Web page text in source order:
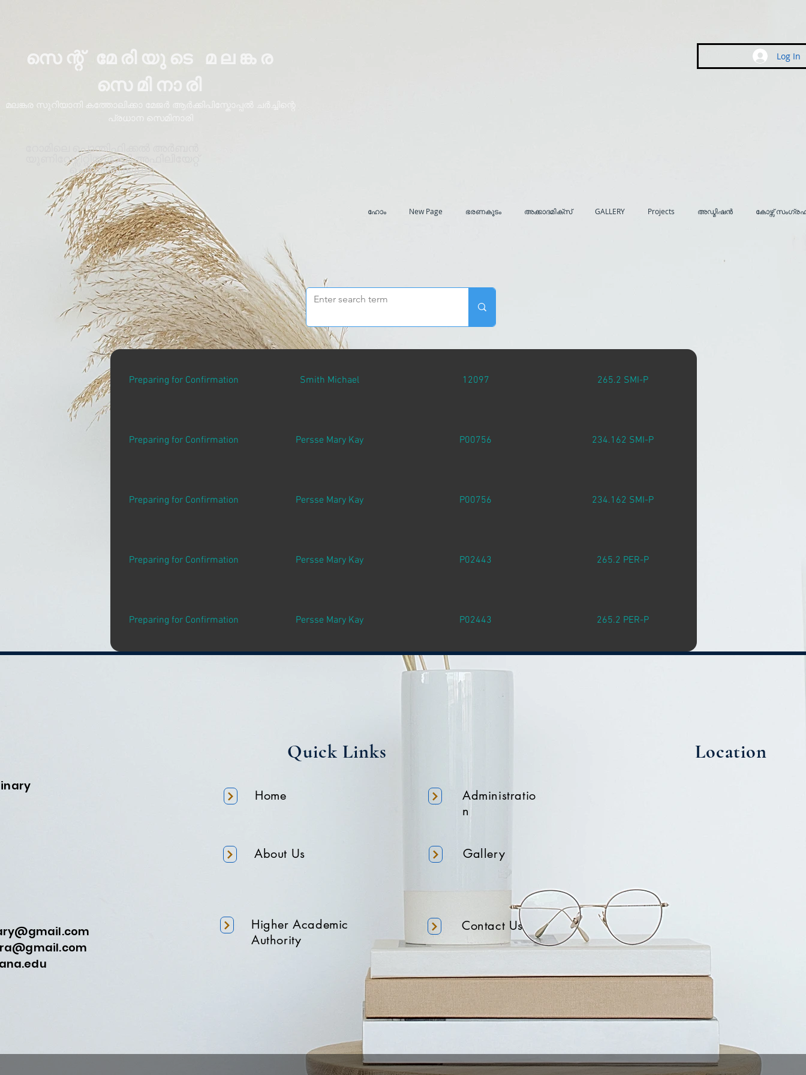
സെന്റ് മേരിയുടെ മലങ്കര
സെമിനാരി
മലങ്കര സുറിയാനി കത്തോലിക്കാ മേജർ ആർക്കിപിസ്കോപ്പൽ ചർച്ചിന്റെ
പ്രധാന സെമിനാരി
റോമിലെ പൊന്തിഫിക്കൽ അർബൻ
യൂണിവേഴ്സിറ്റിയുമായി അഫിലിയേറ്റ്
ചെയ്തിരിക്കുന്നു
Log In
ഹോം New Page ഭരണകൂടം അക്കാദമിക്സ് GALLERY Projects അഡ്മിഷൻ കോഴ്സ്
Preparing for Confirmation Smith Michael 12097 265.2 SMI-P
Preparing for Confirmation Persse Mary Kay P00756 234.162 SMI-P
Preparing for Confirmation Persse Mary Kay P00756 234.162 SMI-P
Preparing for Confirmation Persse Mary Kay P02443 265.2 PER-P
Preparing for Confirmation Persse Mary Kay P02443 265.2 PER-P
Quick Links
Home
About Us
Higher Academic
Authority
Administratio
n
Gallery
Contact Us
Location